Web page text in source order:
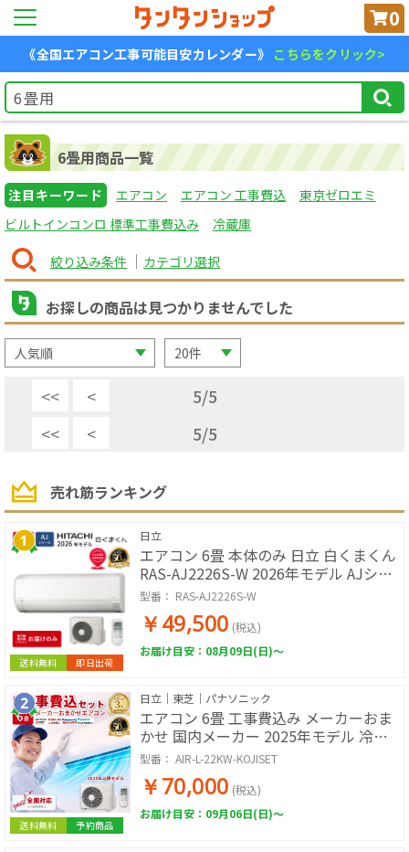
0
《全国エアコン工事可能目安カレンダー》 こちらをクリック>
6畳用商品一覧
注目キーワード エアコン エアコン 工事費込
東京ゼロエミ
ビルトインコンロ 標準工事費込み
冷蔵庫
絞り込み条件 カテゴリ選択
お探しの商品は見つかりませんでした
<< < 5/5
<<
< 5/5
売れ筋ランキング
送料無料 即日出荷
日立
エアコン 6畳 本体のみ 日立 白くまくん
RAS-AJ2226S-W 2026年モデル AJシリ
ーズ ルームエアコン 取付工事なし 冷暖
房 単相100V スターホワイト 除湿 コン
パクト 壁掛けエアコン エアコン単品 寝
室 子ども部屋 書斎
型番： RAS-AJ2226S-W
￥49,500 (税込)
お届け目安：08月09日(日)～
送料無料 予約商品
日立｜東芝｜パナソニック
エアコン 6畳 工事費込み メーカーおま
かせ 国内メーカー 2025年モデル 冷房
暖房 冷暖房 100V ルームエアコン 工事
保証3年 工事費込み 工事費込 工事込み
工事込
型番： AIR-L-22KW-KOJISET
￥70,000 (税込)
お届け目安：09月06日(日)～